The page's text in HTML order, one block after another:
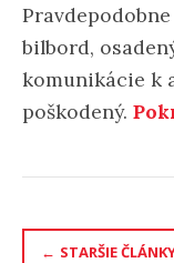
bilbord,
komunikácie k
poškodený.
Navigácia
STARŠIE